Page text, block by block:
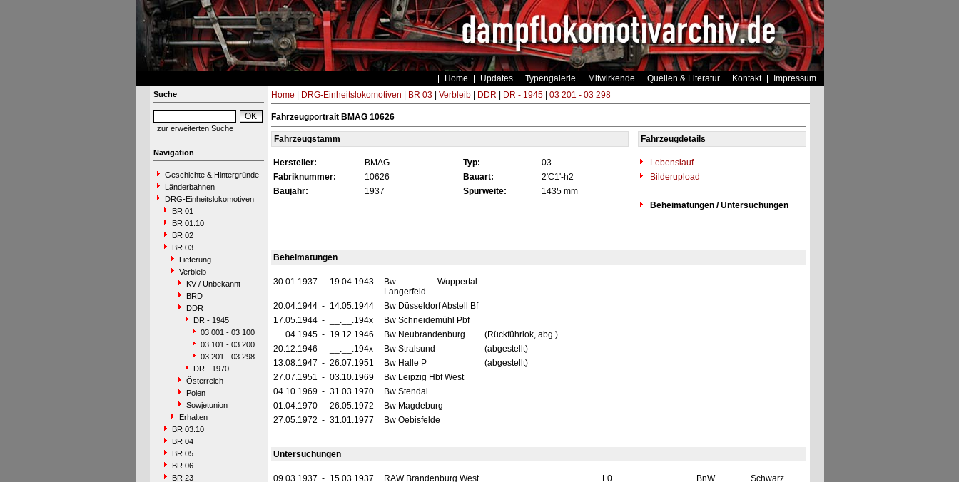
Home Updates Typengalerie Mitwirkende Quellen & Literatur Kontakt Impressum
Suche
zur erweiterten Suche
Navigation
Geschichte & Hintergründe
Länderbahnen
DRG-Einheitslokomotiven
BR 01
BR 01.10
BR 02
BR 03
Lieferung
Verbleib
KV / Unbekannt
BRD
DDR
DR - 1945
03 001 - 03 100
03 101 - 03 200
03 201 - 03 298
DR - 1970
Österreich
Polen
Sowjetunion
Erhalten
BR 03.10
BR 04
BR 05
BR 06
BR 23
Home DRG-Einheitslokomotiven BR 03| Verbleib| DDR DR - 1945| 03 201 - 03 298
Fahrzeugportrait BMAG 10626
Fahrzeugstamm Fahrzeugdetails
Hersteller: BMAG Typ: 03
Lebenslauf
Fabriknummer:
10626 Bauart: 2'C1'-h2
Bilderupload
Baujahr:
1937 Spurweite:
1435 mm
Beheimatungen / Untersuchungen
Beheimatungen
30.01.1937 - 19.04.1943
Bw Wuppertal-
Langerfeld
20.04.1944 - 14.05.1944
Bw Düsseldorf Abstell Bf
17.05.1944 - __.__.194x
Bw Schneidemühl Pbf
__.04.1945 - 19.12.1946 Bw Neubrandenburg
(Rückführlok, abg.)
20.12.1946 - __.__.194x Bw Stralsund
(abgestellt)
13.08.1947 - 26.07.1951 Bw Halle P
(abgestellt)
27.07.1951 - 03.10.1969
Bw Leipzig Hbf West
04.10.1969 - 31.03.1970
Bw Stendal
01.04.1970 - 26.05.1972
Bw Magdeburg
27.05.1972 - 31.01.1977 Bw Oebisfelde
Untersuchungen
09.03.1937 - 15.03.1937 RAW Brandenburg West L0 BnW
Schwarz